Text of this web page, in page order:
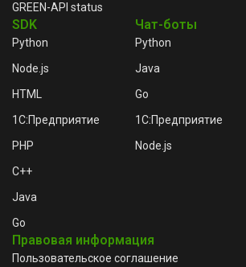
GREEN-API status
SDK
Python
Node.js
HTML
1C:Предприятие
PHP
C++
Java
Go
Чат-боты
Python
Java
Go
1C:Предприятие
Node.js
Правовая информация
Пользовательское соглашение